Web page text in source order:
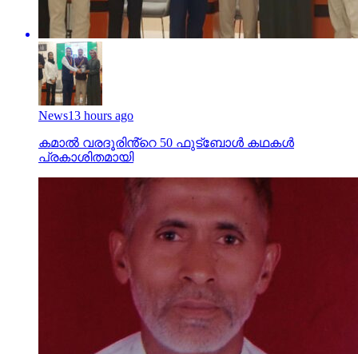
News13 hours ago
കമാൽ വരദൂരിൻ്റെ 50 ഫുട്ബോൾ കഥകൾ
പ്രകാശിതമായി